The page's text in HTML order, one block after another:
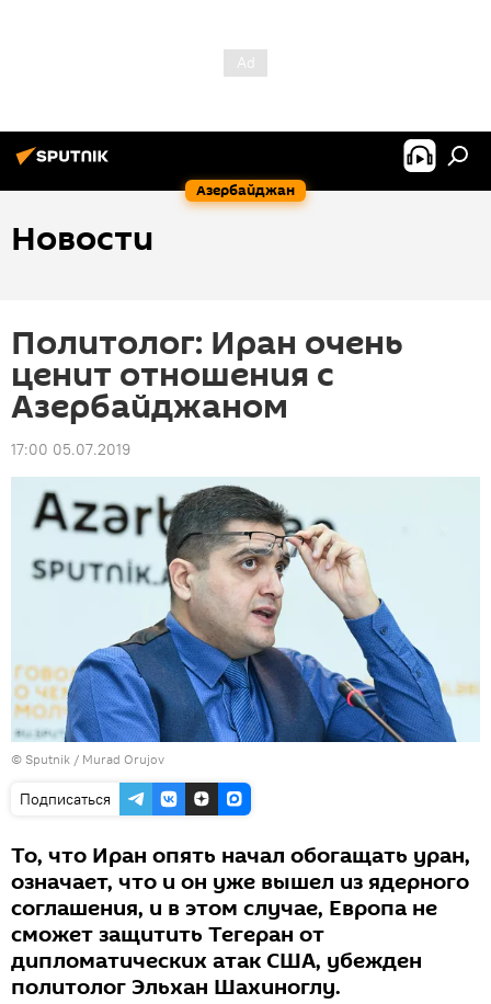
Азербайджан
Новости
Политолог: Иран очень
ценит отношения с
Азербайджаном
17:00 05.07.2019
© Sputnik / Murad Orujov
Подписаться
То, что Иран опять начал обогащать уран,
означает, что и он уже вышел из ядерного
соглашения, и в этом случае, Европа не
сможет защитить Тегеран от
дипломатических атак США, убежден
политолог Эльхан Шахиноглу.